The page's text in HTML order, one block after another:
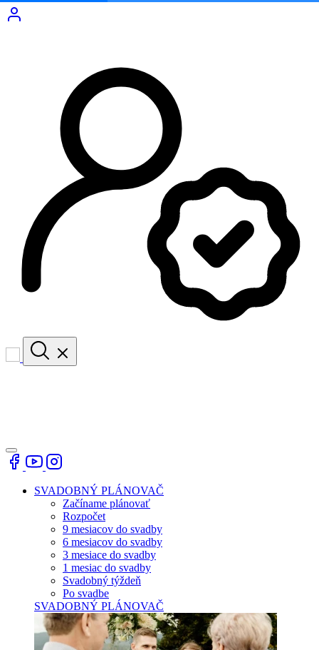
SVADOBNÝ PLÁNOVAČ
Začíname plánovať
Rozpočet
9 mesiacov do svadby
6 mesiacov do svadby
3 mesiace do svadby
1 mesiac do svadby
Svadobný týždeň
Po svadbe
SVADOBNÝ PLÁNOVAČ